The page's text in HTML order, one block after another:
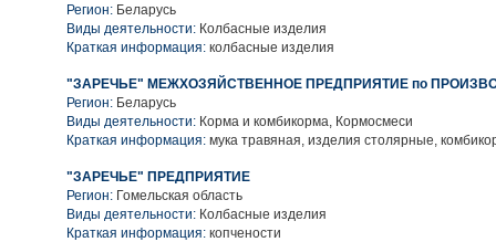
Регион: Беларусь
Виды деятельности: Колбасные изделия
Краткая информация: колбасные изделия
"ЗАРЕЧЬЕ" МЕЖХОЗЯЙСТВЕННОЕ ПРЕДПРИЯТИЕ по
Регион: Беларусь
Виды деятельности: Корма и комбикорма, Кормосмеси
Краткая информация: мука травяная, изделия столярные,
"ЗАРЕЧЬЕ" ПРЕДПРИЯТИЕ
Регион: Гомельская область
Виды деятельности: Колбасные изделия
Краткая информация: копчености